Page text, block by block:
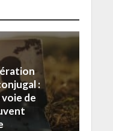
:
de